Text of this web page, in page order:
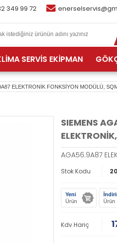
349 99 72
SERVİS EKİPMAN
ELEKTRONİK FONKSİYON MODÜLÜ,
SIEMENS
AGA56.9A87
Stok Kodu
Yeni
Ürün
Ürün
Kdv Hariç